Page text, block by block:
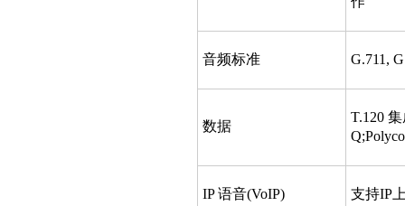
音频标准 G.711,
数据
T.120
IP 语音(VoIP) 支持IP